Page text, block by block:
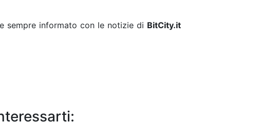
sempre informato con le notizie di BitCity.it